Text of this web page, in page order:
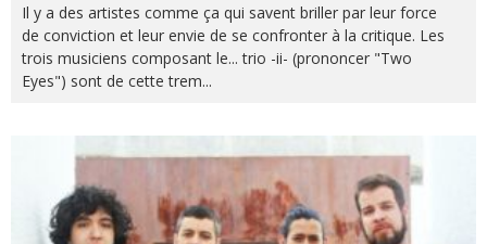
Il y a des artistes comme ça qui savent briller par leur force
de conviction et leur envie de se confronter à la critique. Les
trois musiciens composant le... trio -ii- (prononcer "Two
Eyes") sont de cette trem...